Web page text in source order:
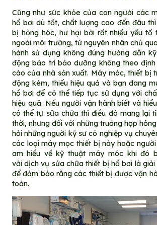
Cũng như sức khỏe của con người các
hồ bơi dù tốt, chất lượng cao đến đâu
bị hỏng hóc, hư hại bởi rất nhiều yếu tố
ngoài môi trường, từ nguyên nhân chủ
hành sử dụng không đúng hướng dẫn
động bảo trì bảo dưỡng không theo
cáo của nhà sản xuất. Máy móc, thiết bị
động kém, thiếu hiệu quả và bạn đang
hồ bơi để có thể tiếp tục sử dụng với
hiệu quả. Nếu người vận hành biết và
có thể tự sửa chữa thì điều đó mang lại
thời, nhưng đối với những truờng hợp
hỏi những nguời kỹ sư có nghiệp vụ
các loại máy mọc thiết bị này hoặc
am hiểu về kỹ thuật máy móc khi đó
với dịch vụ sửa chữa thiết bị hồ bơi là
để đảm bảo rằng các thiết bị được vận
toàn.